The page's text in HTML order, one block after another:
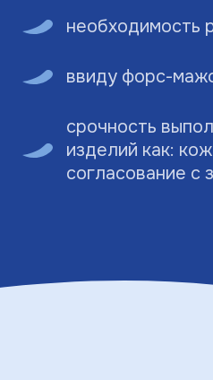
необходимость
ввиду форс-
срочность
изделий как:
согласование с